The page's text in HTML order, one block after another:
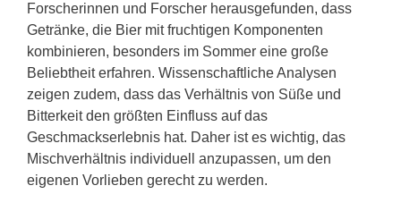
Forscherinnen und Forscher herausgefunden, dass
Getränke, die Bier mit fruchtigen Komponenten
kombinieren, besonders im Sommer eine große
Beliebtheit erfahren. Wissenschaftliche Analysen
zeigen zudem, dass das Verhältnis von Süße und
Bitterkeit den größten Einfluss auf das
Geschmackserlebnis hat. Daher ist es wichtig, das
Mischverhältnis individuell anzupassen, um den
eigenen Vorlieben gerecht zu werden.